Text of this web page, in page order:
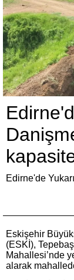
Edirne'de
Eskişehir
(ESKİ),
Mahallesi’nde
alarak